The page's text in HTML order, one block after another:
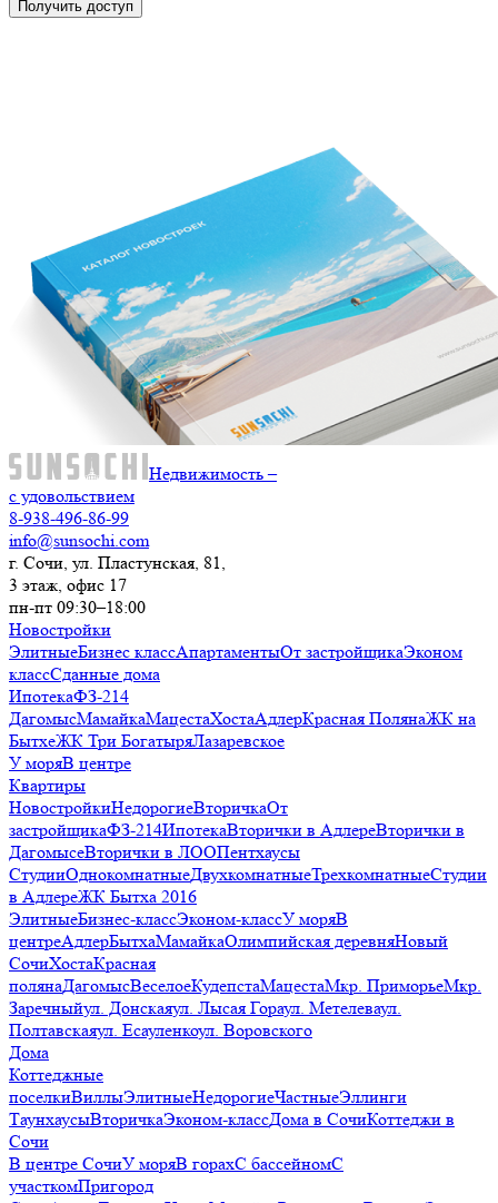
Получить доступ
Недвижимость –
с удовольствием
8-938-496-86-99
info@sunsochi.com
г. Сочи, ул. Пластунская, 81,
3 этаж, офис 17
пн-пт 09:30–18:00
Новостройки
ЭлитныеБизнес классАпартаментыОт застройщикаЭконом
классСданные дома
ИпотекаФЗ-214
ДагомысМамайкаМацестаХостаАдлерКрасная ПолянаЖК на
БытхеЖК Три БогатыряЛазаревское
У моряВ центре
Квартиры
НовостройкиНедорогиеВторичкаОт
застройщикаФЗ-214ИпотекаВторички в АдлереВторички в
ДагомысеВторички в ЛООПентхаусы
СтудииОднокомнатныеДвухкомнатныеТрехкомнатныеСтудии
в АдлереЖК Бытха 2016
ЭлитныеБизнес-классЭконом-классУ моряВ
центреАдлерБытхаМамайкаОлимпийская деревняНовый
СочиХостаКрасная
полянаДагомысВеселоеКудепстаМацестаМкр. ПриморьеМкр.
Заречныйул. Донскаяул. Лысая Гораул. Метелеваул.
Полтавскаяул. Есауленкоул. Воровского
Дома
Коттеджные
поселкиВиллыЭлитныеНедорогиеЧастныеЭллинги
ТаунхаусыВторичкаЭконом-классДома в СочиКоттеджи в
Сочи
В центре СочиУ моряВ горахС бассейномС
участкомПригород